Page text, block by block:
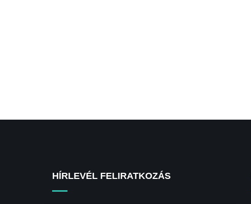
HÍRLEVÉL FELIRATKOZÁS